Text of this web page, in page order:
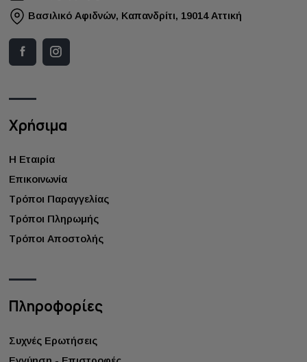
Bασιλικό Αφιδνών, Καπανδρίτι, 19014 Αττική
Χρήσιμα
Η Εταιρία
Επικοινωνία
Τρόποι Παραγγελίας
Τρόποι Πληρωμής
Τρόποι Αποστολής
Πληροφορίες
Συχνές Ερωτήσεις